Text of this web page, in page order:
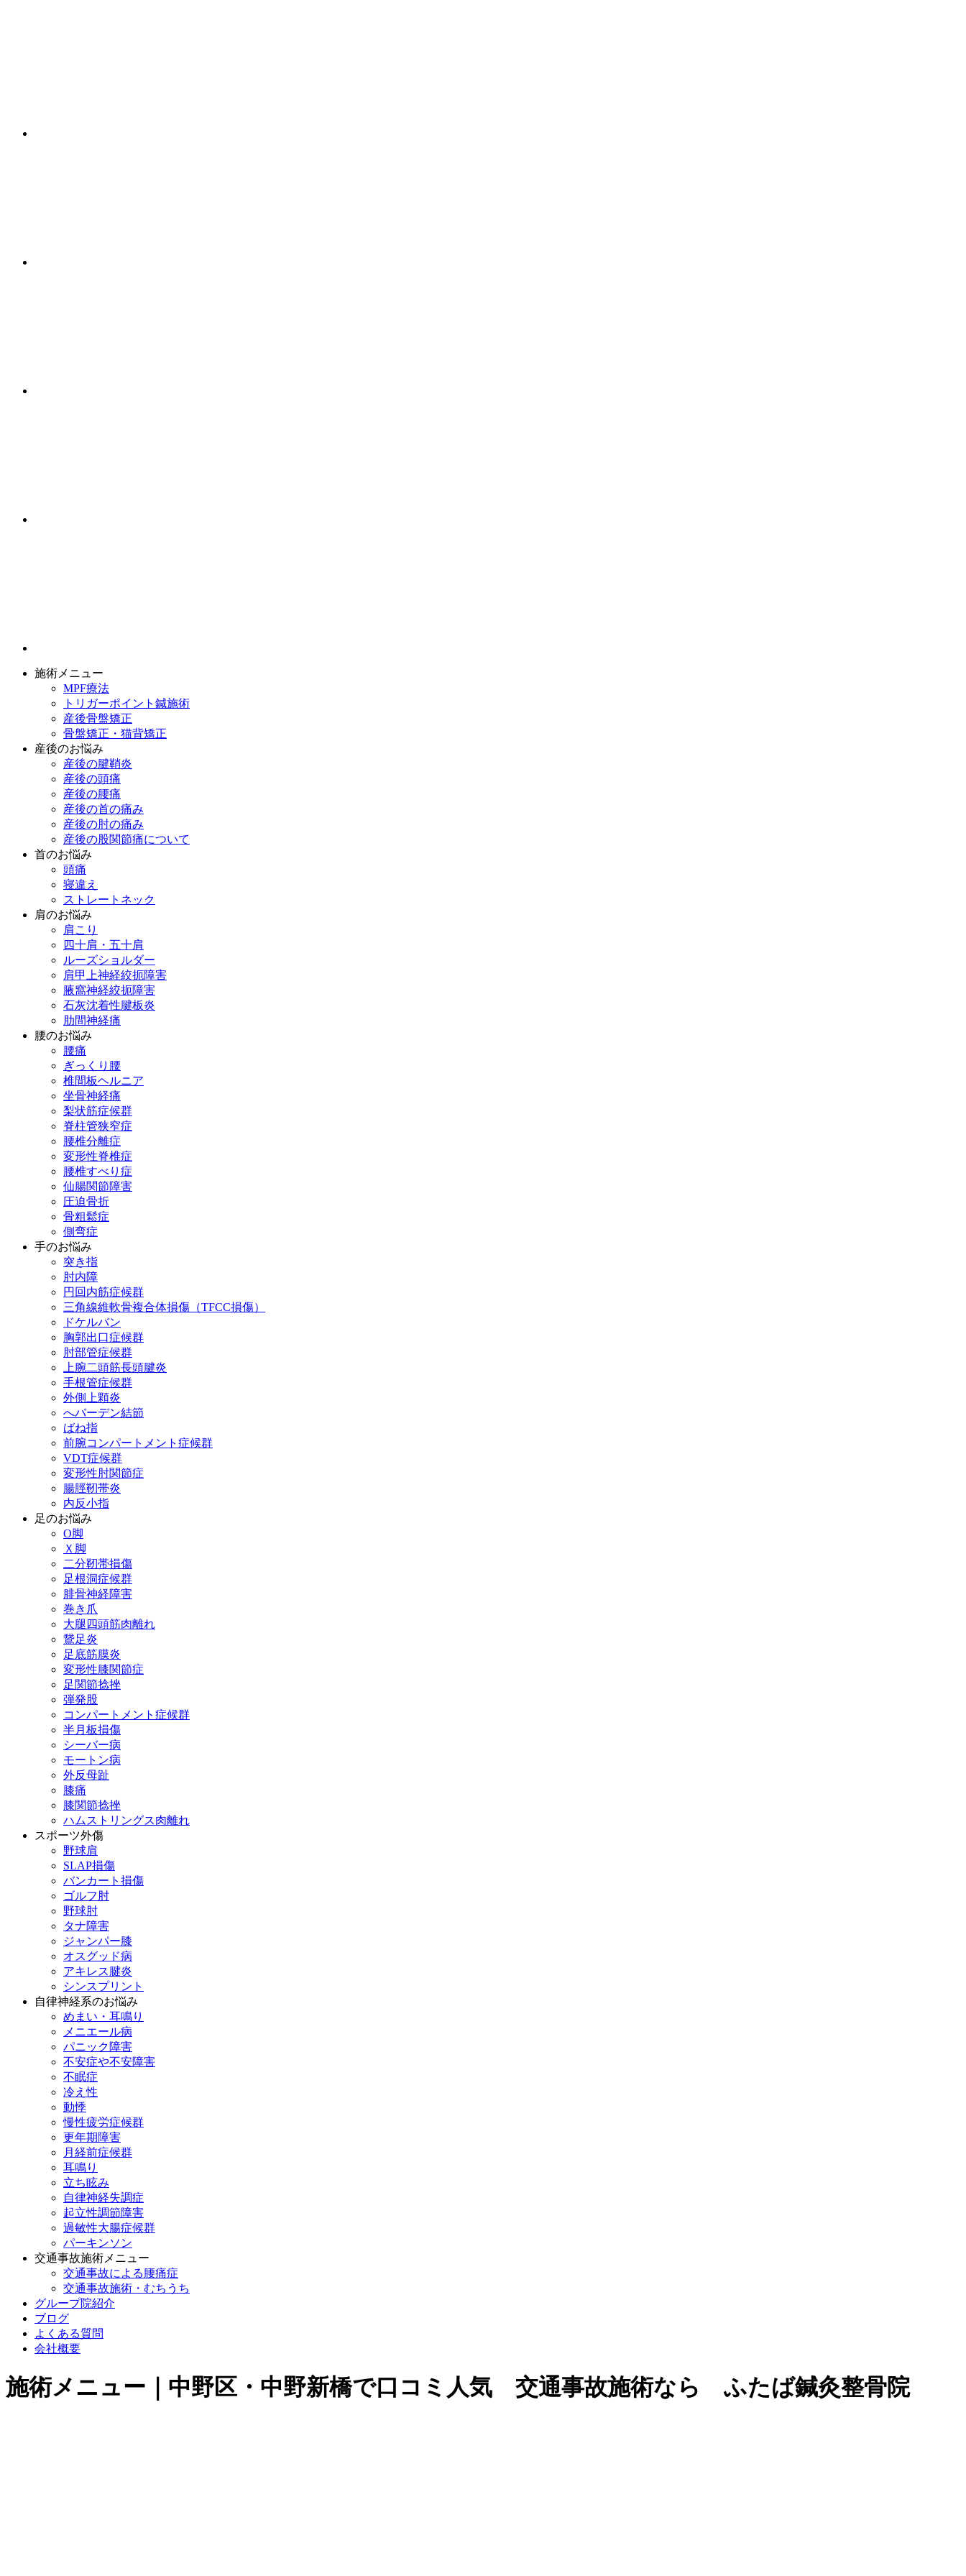
施術メニュー
MPF療法
トリガーポイント鍼施術
産後骨盤矯正
骨盤矯正・猫背矯正
産後のお悩み
産後の腱鞘炎
産後の頭痛
産後の腰痛
産後の首の痛み
産後の肘の痛み
産後の股関節痛について
首のお悩み
頭痛
寝違え
ストレートネック
肩のお悩み
肩こり
四十肩・五十肩
ルーズショルダー
肩甲上神経絞扼障害
腋窩神経絞扼障害
石灰沈着性腱板炎
肋間神経痛
腰のお悩み
腰痛
ぎっくり腰
椎間板ヘルニア
坐骨神経痛
梨状筋症候群
脊柱管狭窄症
腰椎分離症
変形性脊椎症
腰椎すべり症
仙腸関節障害
圧迫骨折
骨粗鬆症
側弯症
手のお悩み
突き指
肘内障
円回内筋症候群
三角線維軟骨複合体損傷（TFCC損傷）
ドケルバン
胸郭出口症候群
肘部管症候群
上腕二頭筋長頭腱炎
手根管症候群
外側上顆炎
へバーデン結節
ばね指
前腕コンパートメント症候群
VDT症候群
変形性肘関節症
腸脛靭帯炎
内反小指
足のお悩み
О脚
Ｘ脚
二分靭帯損傷
足根洞症候群
腓骨神経障害
巻き爪
大腿四頭筋肉離れ
鵞足炎
足底筋膜炎
変形性膝関節症
足関節捻挫
弾発股
コンパートメント症候群
半月板損傷
シーバー病
モートン病
外反母趾
膝痛
膝関節捻挫
ハムストリングス肉離れ
スポーツ外傷
野球肩
SLAP損傷
バンカート損傷
ゴルフ肘
野球肘
タナ障害
ジャンパー膝
オスグッド病
アキレス腱炎
シンスプリント
自律神経系のお悩み
めまい・耳鳴り
メニエール病
パニック障害
不安症や不安障害
不眠症
冷え性
動悸
慢性疲労症候群
更年期障害
月経前症候群
耳鳴り
立ち眩み
自律神経失調症
起立性調節障害
過敏性大腸症候群
パーキンソン
交通事故施術メニュー
交通事故による腰痛症
交通事故施術・むちうち
グループ院紹介
ブログ
よくある質問
会社概要
施術メニュー｜中野区・中野新橋で口コミ人気 交通事故施術なら ふたば鍼灸整骨院